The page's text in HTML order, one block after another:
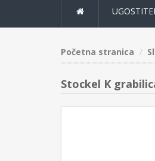
Početna stranica
Stockel K